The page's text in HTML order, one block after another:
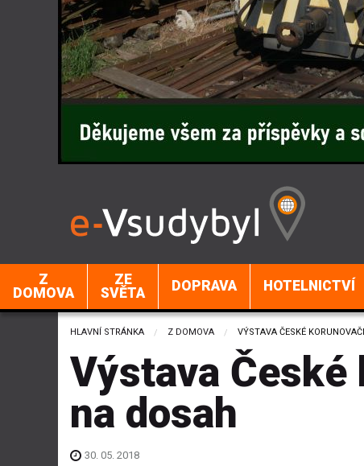
Z
DOMOVA
ZE
SVĚTA
DOPRAVA HOTELNICTVÍ
HLAVNÍ STRÁNKA Z DOMOVA CURRENT:
VÝSTAVA ČESKÉ
Výstava
na dosah
30. 05. 2018